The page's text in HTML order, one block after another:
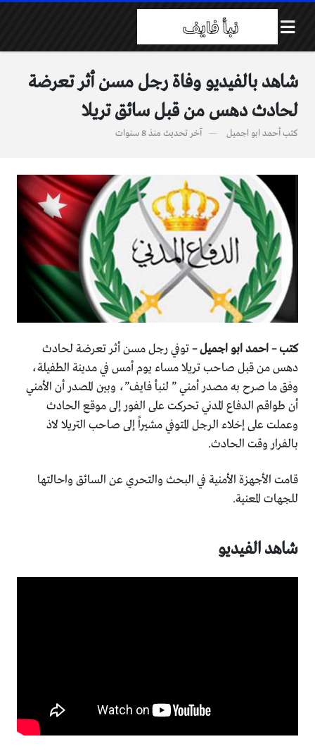
شاهد بالفيديو وفاة رجل مسن أثر تعرضة
لحادث دهس من قبل سائق تريلا
كتبأحمد ابو اجميل آخر تحديث منذ 8 سنوات
كتب – احمد ابو اجميل –توفي رجل مسن أثر تعرضة لحادث
دهس من قبل صاحب تريلا مساء يوم أمس في مدينة الطفيلة،
وفق ما صرح به مصدر أمني ” لنبأ فايف”، وبين المصدر أن الأمني
أن طواقم الدفاع المدني تحركت على الفور إلى موقع الحادث
وعملت على إخلاء الرجل المتوفي مشيراً إلى صاحب التريلا لاذ
بالفرار وقت الحادث.
قامت الأجهزة الأمنية في البحث والتحري عن السائق واحالتها
للجهات المعنية.
شاهد الفيديو